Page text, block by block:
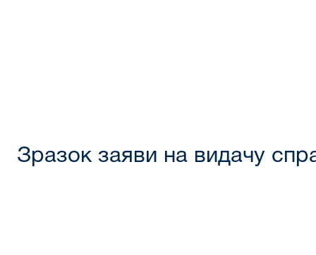
Зразок заяви на видачу